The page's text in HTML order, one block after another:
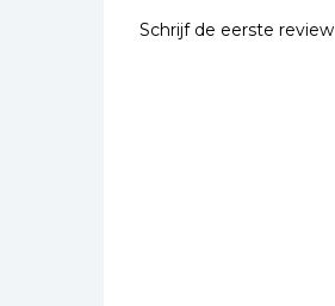
Wenskaarten
Schrijf de eerste review